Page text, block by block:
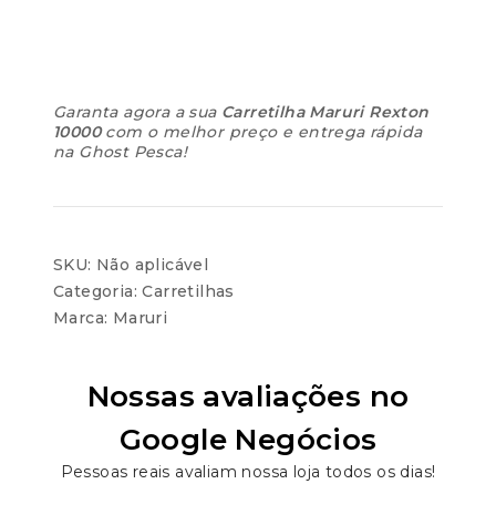
Garanta agora a sua Carretilha Maruri Rexton
10000com o melhor preço e entrega rápida
na Ghost Pesca!
SKU: Não aplicável
Categoria:Carretilhas
Marca: Maruri
Nossas avaliações no
Google Negócios
Pessoas reais avaliam nossa loja todos os dias!